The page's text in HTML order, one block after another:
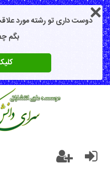
دوست داری تو رشته مورد
بگم